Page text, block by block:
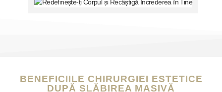
BENEFICIILE CHIRURGIEI ESTETICE
DUPĂ SLĂBIREA MASIVĂ